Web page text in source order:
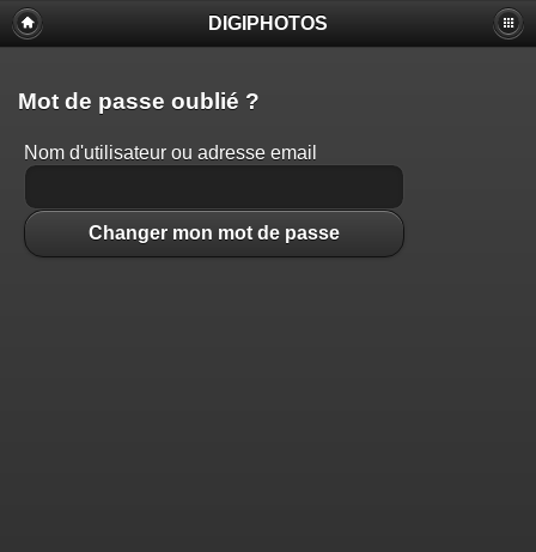
DIGIPHOTOS
Mot de passe oublié ?
Nom d'utilisateur ou adresse email
Changer mon mot de passe